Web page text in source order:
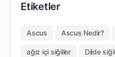
Etiketler
Ascus Ascus Nedir?
ağız içi siğiller Dilde siğil